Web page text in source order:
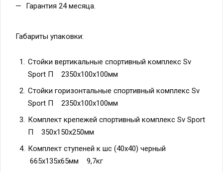
Гарантия 24 месяца.
Габариты упаковки:
Стойки вертикальные спортивный комплекс Sv
Sport П 2350х100х100мм
Стойки горизонтальные спортивный комплекс Sv
Sport П 2350х100х100мм
Комплект крепежей спортивный комплекс Sv Sport
П 350х150х250мм
Комплект ступеней к шс (40х40) черный
665х135х65мм 9,7кг